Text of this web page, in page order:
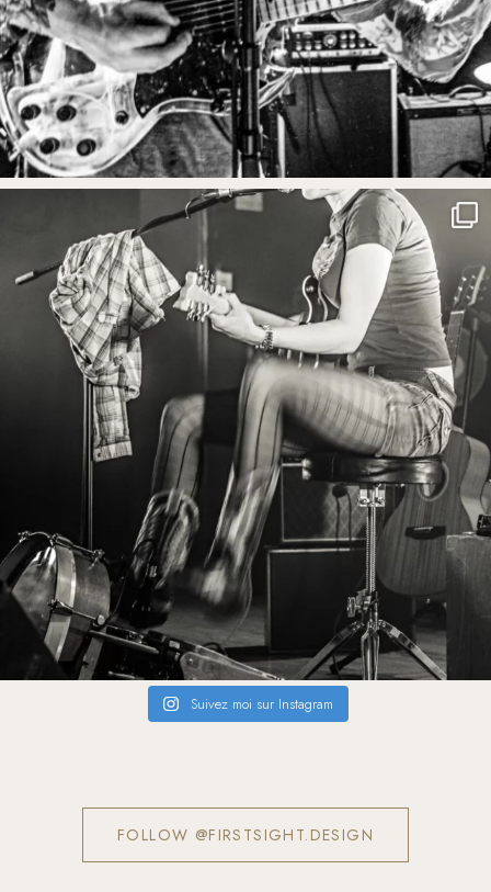
Suivez moi sur Instagram
FOLLOW @FIRSTSIGHT.DESIGN